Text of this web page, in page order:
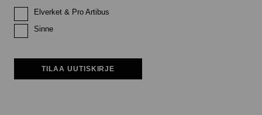
Elverket & Pro Artibus
Sinne
TILAA UUTISKIRJE